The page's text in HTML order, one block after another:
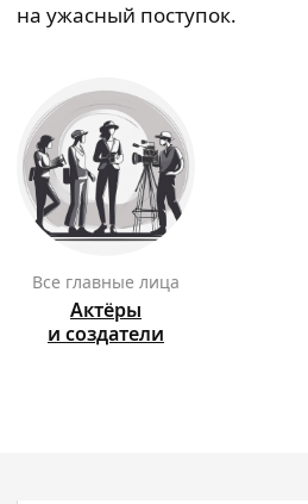
на ужасный поступок.
Все главные лица
Актёры
и создатели